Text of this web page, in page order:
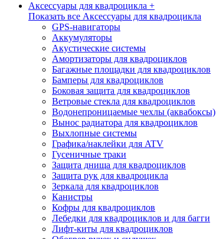
Аксессуары для квадроцикла +
Показать все Аксессуары для квадроцикла
GPS-навигаторы
Аккумуляторы
Акустические системы
Амортизаторы для квадроциклов
Багажные площадки для квадроциклов
Бамперы для квадроциклов
Боковая защита для квадроциклов
Ветровые стекла для квадроциклов
Водонепроницаемые чехлы (аквабоксы)
Вынос радиатора для квадроциклов
Выхлопные системы
Графика/наклейки для ATV
Гусеничные траки
Защита днища для квадроциклов
Защита рук для квадроцикла
Зеркала для квадроциклов
Канистры
Кофры для квадроциклов
Лебедки для квадроциклов и для багги
Лифт-киты для квадроциклов